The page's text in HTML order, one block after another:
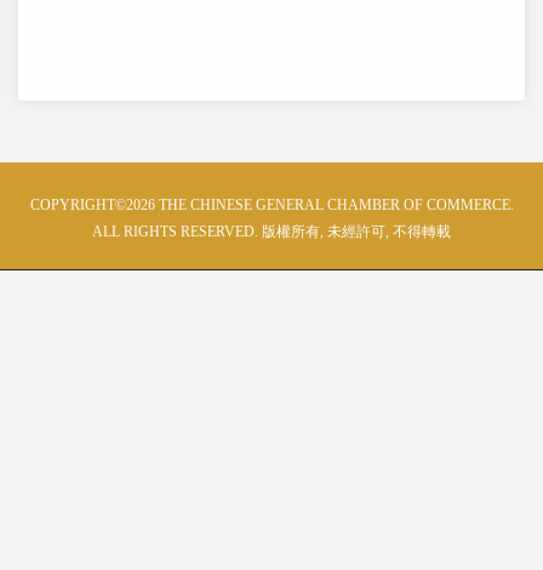
COPYRIGHT©2026 THE CHINESE GENERAL CHAMBER OF COMMERCE.
ALL RIGHTS RESERVED. 版權所有, 未經許可, 不得轉載